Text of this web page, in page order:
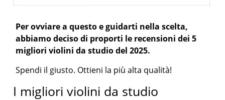
Per ovviare a questo e guidarti nella scelta,
abbiamo deciso di proporti le recensioni dei 5
migliori violini da studio del 2025.
Spendi il giusto. Ottieni la più alta qualità!
I migliori violini da studio